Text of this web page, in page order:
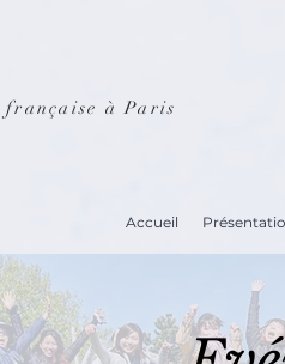
française à Paris
Accueil